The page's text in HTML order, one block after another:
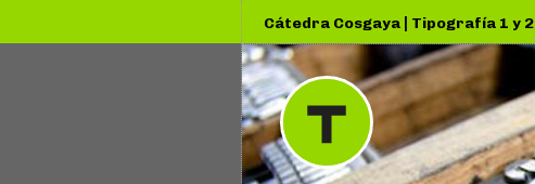
Cátedra Cosgaya | Tipografía 1 y 2